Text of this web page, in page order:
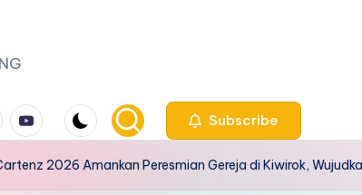
youtube.com Subscribe
2026 Amankan Peresmian Gereja di Kiwirok,